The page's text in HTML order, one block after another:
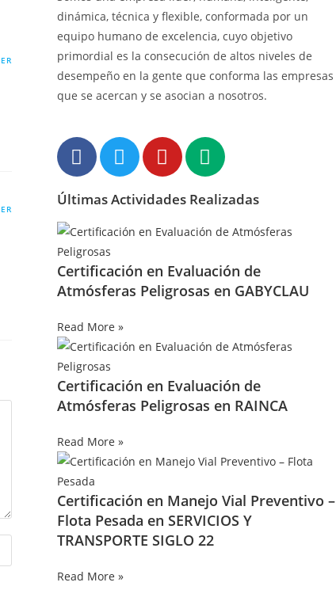
dinámica, técnica y flexible, conformada por un
equipo humano de excelencia, cuyo objetivo
primordial es la consecución de altos niveles de
desempeño en la gente que conforma las empresas
que se acercan y se asocian a nosotros.
Últimas Actividades Realizadas
Certificación en Evaluación de
Atmósferas Peligrosas en GABYCLAU
Read More »
Certificación en Evaluación de
Atmósferas Peligrosas en RAINCA
Read More »
Certificación en Manejo Vial Preventivo –
Flota Pesada en SERVICIOS Y
TRANSPORTE SIGLO 22
Read More »